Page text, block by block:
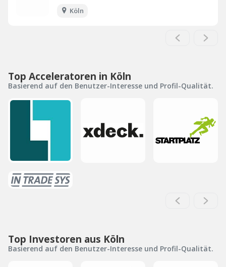
Köln
Top Acceleratoren in Köln
Basierend auf den Benutzer-Interesse und Profil-Qualität.
Top Investoren aus Köln
Basierend auf den Benutzer-Interesse und Profil-Qualität.